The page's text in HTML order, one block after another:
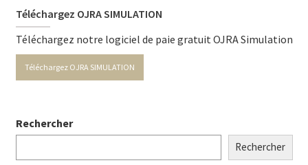
Téléchargez OJRA SIMULATION
Téléchargez notre logiciel de paie gratuit OJRA Simulation
Téléchargez OJRA SIMULATION
Rechercher
Rechercher